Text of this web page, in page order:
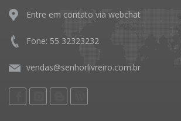
Entre em contato via webchat
Fone: 55 32323232
vendas@senhorlivreiro.com.br